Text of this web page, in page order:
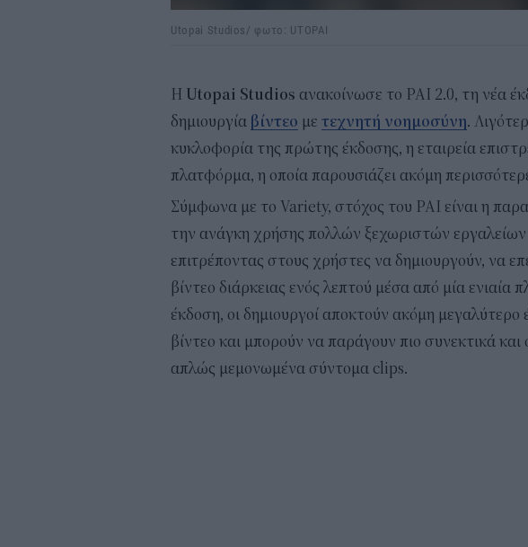
Utopai Studios/ φωτο: UTOPAI
Η Utopai Studios ανακοίνωσε το PAI 2.0, τη νέα
δημιουργία βίντεο με τεχνητή νοημοσύνη.
κυκλοφορία της πρώτης έκδοσης, η εταιρεία
πλατφόρμα, η οποία παρουσιάζει ακόμη
Σύμφωνα με το Variety, στόχος του PAI είναι η
την ανάγκη χρήσης πολλών ξεχωριστών
επιτρέποντας στους χρήστες να δημιουργούν, να
βίντεο διάρκειας ενός λεπτού μέσα από μία
έκδοση, οι δημιουργοί αποκτούν ακόμη
βίντεο και μπορούν να παράγουν πιο συνεκτικά
απλώς μεμονωμένα σύντομα clips.